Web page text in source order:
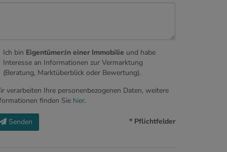
Ich bin Eigentümer:in einer Immobilie und habe
Interesse an Informationen zur Vermarktung
(Beratung, Marktüberblick oder Bewertung).
verarbeiten Ihre personenbezogenen Daten, weitere
finden Sie hier.
Senden * Pflichtfelder